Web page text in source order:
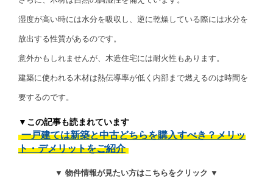
湿度が高い時には水分を吸収し、逆に乾燥している際には水分を
放出する性質があるのです。
意外かもしれませんが、木造住宅には耐火性もあります。
建築に使われる木材は熱伝導率が低く内部まで燃えるのは時間を
要するのです。
▼この記事も読まれています
一戸建ては新築と中古どちらを購入すべき？メリッ
ト・デメリットをご紹介
▼ 物件情報が見たい方はこちらをクリック ▼